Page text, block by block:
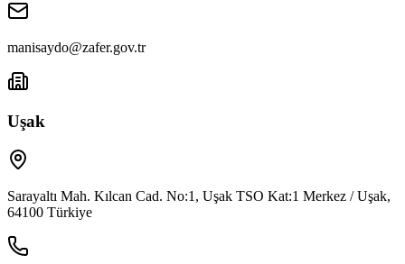
manisaydo@zafer.gov.tr
Uşak
Sarayaltı Mah. Kılcan Cad. No:1, Uşak TSO Kat:1 Merkez / Uşak,
64100 Türkiye